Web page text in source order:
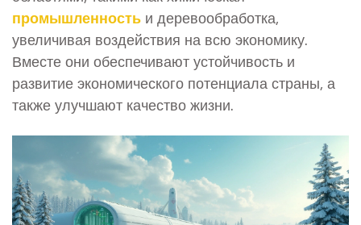
промышленность и деревообработка,
увеличивая воздействия на всю экономику.
Вместе они обеспечивают устойчивость и
развитие экономического потенциала страны, а
также улучшают качество жизни.